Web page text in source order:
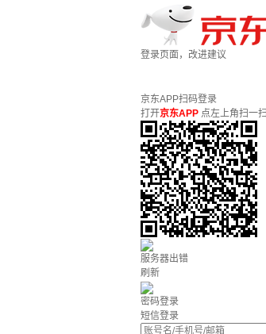
登录页面，改进建议
京东APP扫码登录
打开京东APP 点左上角扫一扫
服务器出错
刷新
密码登录
短信登录